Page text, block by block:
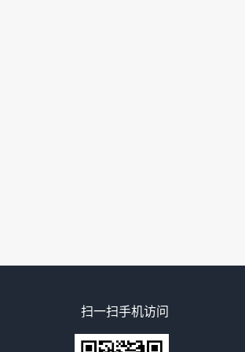
扫一扫手机访问